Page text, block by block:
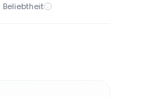
Beliebtheit